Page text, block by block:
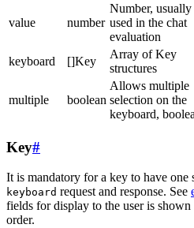
value number
Number, usually
used in the chat
evaluation
keyboard []Key
Array of Key
structures
multiple boolean
Allows multiple
selection on the
keyboard,
Key#
It is mandatory for a key to have one
keyboard request and response. See
fields for display to the user is
order.